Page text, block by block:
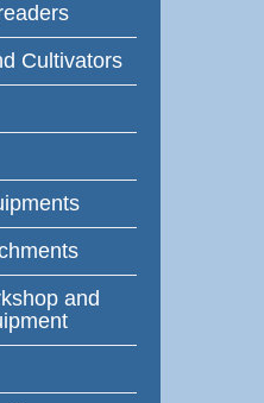
Cultivators
and